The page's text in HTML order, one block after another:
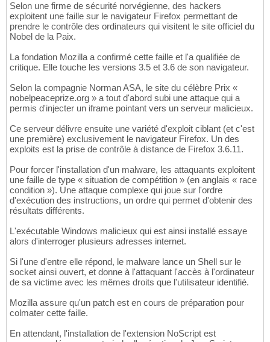
Selon une firme de sécurité norvégienne, des hackers
exploitent une faille sur le navigateur Firefox permettant de
prendre le contrôle des ordinateurs qui visitent le site officiel du
Nobel de la Paix.
La fondation Mozilla a confirmé cette faille et l'a qualifiée de
critique. Elle touche les versions 3.5 et 3.6 de son navigateur.
Selon la compagnie Norman ASA, le site du célèbre Prix «
nobelpeaceprize.org » a tout d'abord subi une attaque qui a
permis d'injecter un iframe pointant vers un serveur malicieux.
Ce serveur délivre ensuite une variété d'exploit ciblant (et c'est
une première) exclusivement le navigateur Firefox. Un des
exploits est la prise de contrôle à distance de Firefox 3.6.11.
Pour forcer l'installation d'un malware, les attaquants exploitent
une faille de type « situation de compétition » (en anglais « race
condition »). Une attaque complexe qui joue sur l'ordre
d'exécution des instructions, un ordre qui permet d'obtenir des
résultats différents.
L'exécutable Windows malicieux qui est ainsi installé essaye
alors d'interroger plusieurs adresses internet.
Si l'une d'entre elle répond, le malware lance un Shell sur le
socket ainsi ouvert, et donne à l'attaquant l'accès à l'ordinateur
de sa victime avec les mêmes droits que l'utilisateur identifié.
Mozilla assure qu'un patch est en cours de préparation pour
colmater cette faille.
En attendant, l'installation de l'extension NoScript est